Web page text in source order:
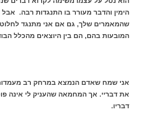
הימין והדבר מעורר בו התנגדות רבה.
שהמאמרים שלך, גם אם אני מתנגד
המובעות בהם, הם בין היוצאים מהכלל
אני שמח שאדם הנמצא במרחק רב
את דבריי. אך המחמאה שהעניק לי אינה
דבריו.